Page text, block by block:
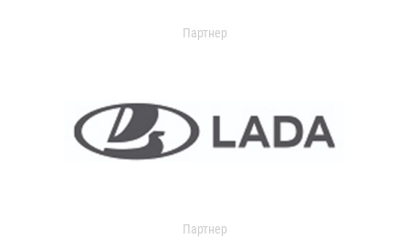
Партнер
Партнер